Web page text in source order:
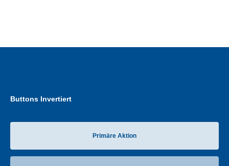
Buttons Invertiert
Primäre Aktion